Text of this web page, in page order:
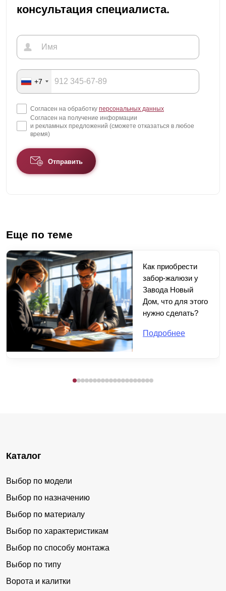
консультация специалиста.
+7
Согласен на обработку персональных данных
Согласен на получение информации
и рекламных предложений (сможете отказаться в любое
время)
Отправить
Еще по теме
Как приобрести
забор-жалюзи у
Завода Новый
Дом, что для этого
нужно сделать?
Подробнее
Каталог
Выбор по модели
Выбор по назначению
Выбор по материалу
Выбор по характеристикам
Выбор по способу монтажа
Выбор по типу
Ворота и калитки